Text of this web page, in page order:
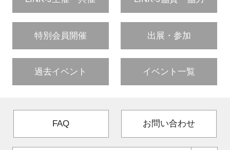
特別会員開催 出展・参加
過去イベント イベント一覧
FAQ お問い合わせ